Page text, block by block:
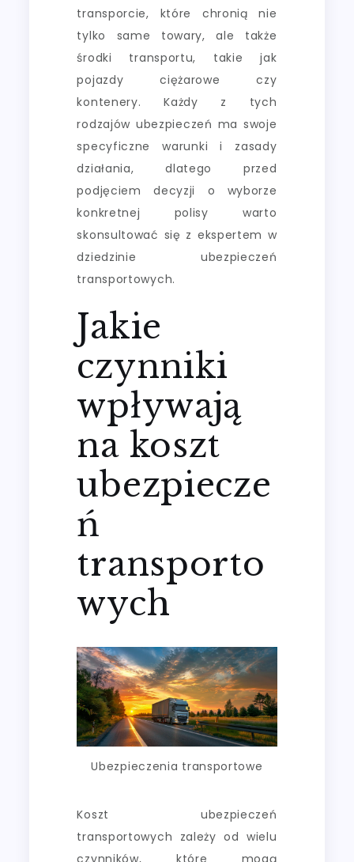
transporcie, które chronią nie
tylko same towary, ale także
środki transportu, takie jak
pojazdy ciężarowe czy
kontenery. Każdy z tych
rodzajów ubezpieczeń ma swoje
specyficzne warunki i zasady
działania, dlatego przed
podjęciem decyzji o wyborze
konkretnej polisy warto
skonsultować się z ekspertem w
dziedzinie ubezpieczeń
transportowych.
Jakie
czynniki
wpływają
na koszt
ubezpiecze
ń
transporto
wych
Ubezpieczenia transportowe
Koszt ubezpieczeń
transportowych zależy od wielu
czynników, które mogą